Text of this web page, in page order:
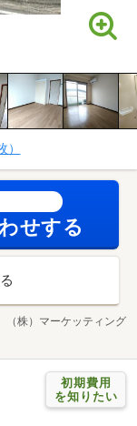
せする
株）マーケッティング
初期費用
を知りたい